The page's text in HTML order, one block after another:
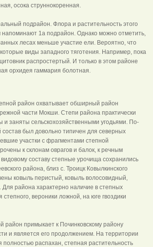
осока струннокоренная.
подрайон. Флора и растительность этого
напоминают 1а подрайон. Однако можно отметить,
лесах меньше участие ели. Вероятно, что
виды западного тяготения. Например, пока
распростертый. И только в этом районе
орхидея гаммария болотная.
район охватывает обширный район
части Мокши. Степи района практически
и заняты сельскохозяйственными угодьями. По-
состав был довольно типичен для северных
участки с фрагментами степной
к склонам оврагов и балок, к речным
составу степные урочища сохранились
района, близ с. Троицк Ковылкинского
ковыль перистый, ковыль волосовидный,
Для района характерно наличие в степных
вероники ложной, на юге гвоздики
район примыкает к Починковскому району
и является его продолжением. На территории
полностью распахан, степная растительность